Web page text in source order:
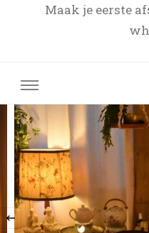
Maak je eerste
‹